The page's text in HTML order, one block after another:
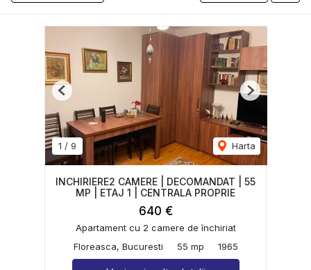
1 / 9 Harta
Previous Next
INCHIRIERE2 CAMERE | DECOMANDAT | 55
MP | ETAJ 1 | CENTRALA PROPRIE
640 €
Apartament cu 2 camere de închiriat
Floreasca, Bucuresti
55 mp 1965